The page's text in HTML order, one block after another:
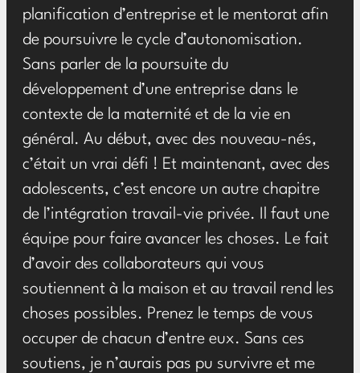
planification d’entreprise et le mentorat afin
de poursuivre le cycle d’autonomisation.
Sans parler de la poursuite du
développement d’une entreprise dans le
contexte de la maternité et de la vie en
général. Au début, avec des nouveau-nés,
c’était un vrai défi ! Et maintenant, avec des
adolescents, c’est encore un autre chapitre
de l’intégration travail-vie privée. Il faut une
équipe pour faire avancer les choses. Le fait
d’avoir des collaborateurs qui vous
soutiennent à la maison et au travail rend les
choses possibles. Prenez le temps de vous
occuper de chacun d’entre eux. Sans ces
soutiens, je n’aurais pas pu survivre et me